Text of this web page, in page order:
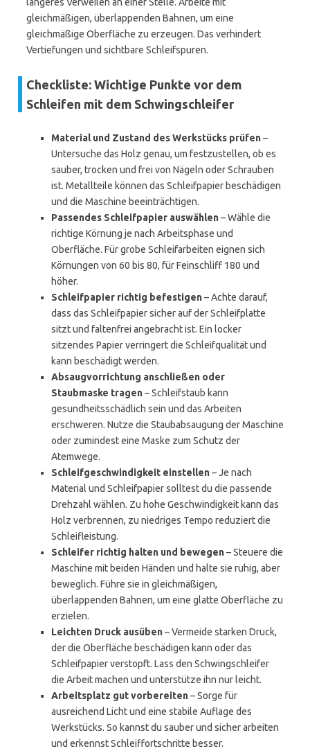
gleichmäßigen, überlappenden Bahnen, um eine
gleichmäßige Oberfläche zu erzeugen. Das verhindert
Vertiefungen und sichtbare Schleifspuren.
Checkliste: Wichtige Punkte vor dem
Schleifen mit dem Schwingschleifer
Material und Zustand des Werkstücks prüfen–
Untersuche das Holz genau, um festzustellen, ob es
sauber, trocken und frei von Nägeln oder Schrauben
ist. Metallteile können das Schleifpapier beschädigen
und die Maschine beeinträchtigen.
Passendes Schleifpapier auswählen– Wähle die
richtige Körnung je nach Arbeitsphase und
Oberfläche. Für grobe Schleifarbeiten eignen sich
Körnungen von 60 bis 80, für Feinschliff 180 und
höher.
Schleifpapier richtig befestigen– Achte darauf,
dass das Schleifpapier sicher auf der Schleifplatte
sitzt und faltenfrei angebracht ist. Ein locker
sitzendes Papier verringert die Schleifqualität und
kann beschädigt werden.
Absaugvorrichtung anschließen oder
Staubmaske tragen– Schleifstaub kann
gesundheitsschädlich sein und das Arbeiten
erschweren. Nutze die Staubabsaugung der Maschine
oder zumindest eine Maske zum Schutz der
Atemwege.
Schleifgeschwindigkeit einstellen– Je nach
Material und Schleifpapier solltest du die passende
Drehzahl wählen. Zu hohe Geschwindigkeit kann das
Holz verbrennen, zu niedriges Tempo reduziert die
Schleifleistung.
Schleifer richtig halten und bewegen– Steuere die
Maschine mit beiden Händen und halte sie ruhig, aber
beweglich. Führe sie in gleichmäßigen,
überlappenden Bahnen, um eine glatte Oberfläche zu
erzielen.
Leichten Druck ausüben– Vermeide starken Druck,
der die Oberfläche beschädigen kann oder das
Schleifpapier verstopft. Lass den Schwingschleifer
die Arbeit machen und unterstütze ihn nur leicht.
Arbeitsplatz gut vorbereiten– Sorge für
ausreichend Licht und eine stabile Auflage des
Werkstücks. So kannst du sauber und sicher arbeiten
und erkennst Schleiffortschritte besser.